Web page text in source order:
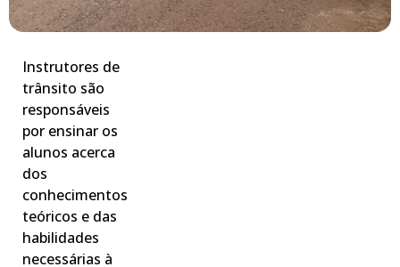
Instrutores de
trânsito são
responsáveis
por ensinar os
alunos acerca
dos
conhecimentos
teóricos e das
habilidades
necessárias à